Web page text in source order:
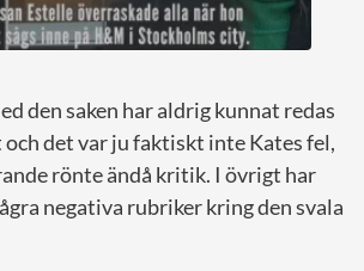
den saken har aldrig kunnat redas
det var ju faktiskt inte Kates fel,
rönte ändå kritik. I övrigt har
negativa rubriker kring den svala